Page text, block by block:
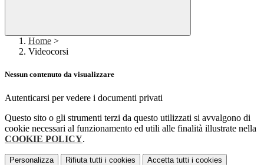
Home >
Videocorsi
Nessun contenuto da visualizzare
Autenticarsi per vedere i documenti privati
Questo sito o gli strumenti terzi da questo utilizzati si avvalgono di
cookie necessari al funzionamento ed utili alle finalità illustrate nella
COOKIE POLICY.
Personalizza Rifiuta tutti i cookies Accetta tutti i cookies